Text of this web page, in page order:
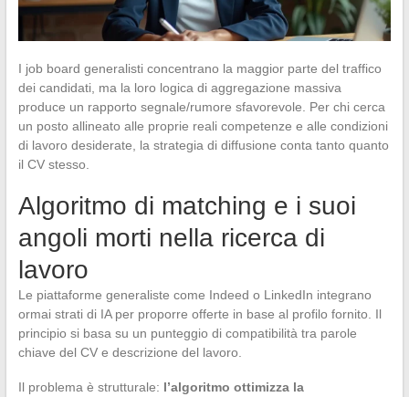
I job board generalisti concentrano la maggior parte del traffico
dei candidati, ma la loro logica di aggregazione massiva
produce un rapporto segnale/rumore sfavorevole. Per chi cerca
un posto allineato alle proprie reali competenze e alle condizioni
di lavoro desiderate, la strategia di diffusione conta tanto quanto
il CV stesso.
Algoritmo di matching e i suoi
angoli morti nella ricerca di
lavoro
Le piattaforme generaliste come Indeed o LinkedIn integrano
ormai strati di IA per proporre offerte in base al profilo fornito. Il
principio si basa su un punteggio di compatibilità tra parole
chiave del CV e descrizione del lavoro.
Il problema è strutturale: l’algoritmo ottimizza la